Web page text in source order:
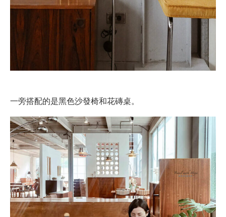
一旁搭配的是黑色沙發椅和花磚桌。